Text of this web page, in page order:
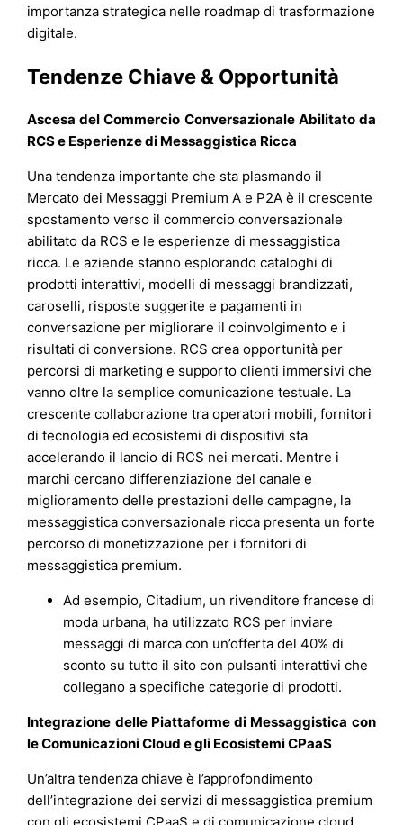
importanza strategica nelle roadmap di trasformazione
digitale.
Tendenze Chiave & Opportunità
Ascesa del Commercio Conversazionale Abilitato da
RCS e Esperienze di Messaggistica Ricca
Una tendenza importante che sta plasmando il
Mercato dei Messaggi Premium A e P2A è il crescente
spostamento verso il commercio conversazionale
abilitato da RCS e le esperienze di messaggistica
ricca. Le aziende stanno esplorando cataloghi di
prodotti interattivi, modelli di messaggi brandizzati,
caroselli, risposte suggerite e pagamenti in
conversazione per migliorare il coinvolgimento e i
risultati di conversione. RCS crea opportunità per
percorsi di marketing e supporto clienti immersivi che
vanno oltre la semplice comunicazione testuale. La
crescente collaborazione tra operatori mobili, fornitori
di tecnologia ed ecosistemi di dispositivi sta
accelerando il lancio di RCS nei mercati. Mentre i
marchi cercano differenziazione del canale e
miglioramento delle prestazioni delle campagne, la
messaggistica conversazionale ricca presenta un forte
percorso di monetizzazione per i fornitori di
messaggistica premium.
Ad esempio, Citadium, un rivenditore francese di
moda urbana, ha utilizzato RCS per inviare
messaggi di marca con un’offerta del 40% di
sconto su tutto il sito con pulsanti interattivi che
collegano a specifiche categorie di prodotti.
Integrazione delle Piattaforme di Messaggistica con
le Comunicazioni Cloud e gli Ecosistemi CPaaS
Un’altra tendenza chiave è l’approfondimento
dell’integrazione dei servizi di messaggistica premium